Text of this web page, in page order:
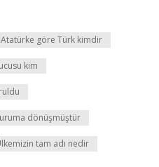
Atatürke göre Türk kimdir
kim
dönüşmüştür
tam adı nedir